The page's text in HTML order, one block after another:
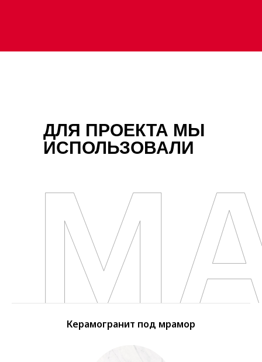
ДЛЯ ПРОЕКТА МЫ
ИСПОЛЬЗОВАЛИ
Керамогранит под мрамор